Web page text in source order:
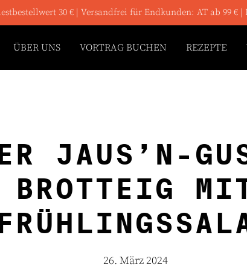
30 € | Versandfrei für Endkunden: AT ab 99 € |
ÜBER UNS VORTRAG BUCHEN REZEPTE
JAUS’N-
BROTTEIG
26. März 2024